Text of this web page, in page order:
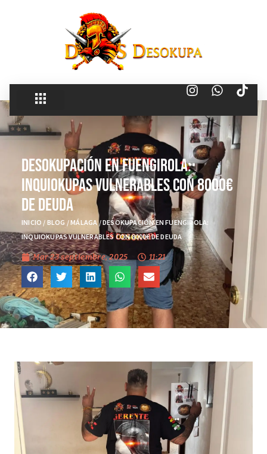
Desokupación en Fuengirola:
Inquiokupas Vulnerables con 8000€
de Deuda
INICIO / BLOG /MÁLAGA /DESOKUPACIÓN EN FUENGIROLA:
INQUIOKUPAS VULNERABLES CON 8000€ DE DEUDA
Mar 23 septiembre, 2025 11:21